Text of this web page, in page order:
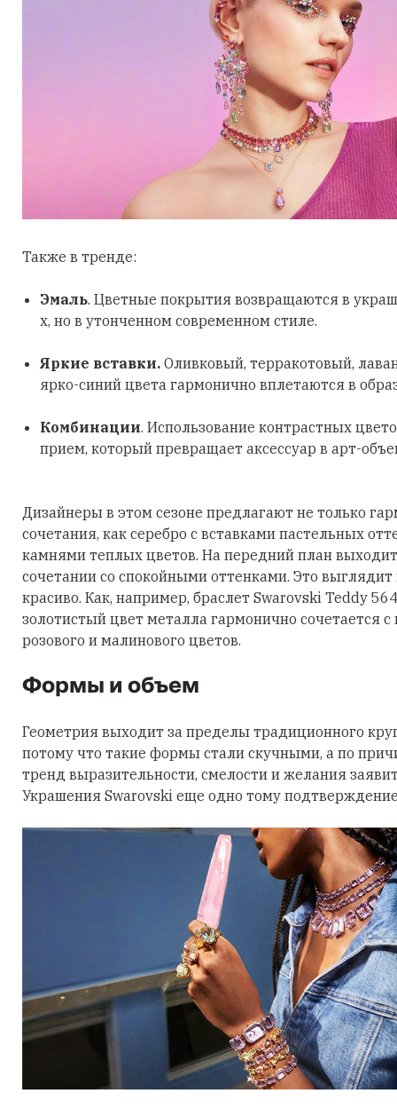
Также в тренде:
Эмаль. Цветные покрытия возвращаются в
х, но в утонченном современном стиле.
Яркие вставки. Оливковый, терракотовый,
ярко-синий цвета гармонично вплетаются в
Комбинации. Использование контрастных
прием, который превращает аксессуар в арт-
Дизайнеры в этом сезоне предлагают не только
сочетания, как серебро с вставками пастельных
камнями теплых цветов. На передний план
сочетании со спокойными оттенками. Это
красиво. Как, например, браслет Swarovski Teddy
золотистый цвет металла гармонично сочетается
розового и малинового цветов.
Формы и объем
Геометрия выходит за пределы традиционного
потому что такие формы стали скучными, а по
тренд выразительности, смелости и желания
Украшения Swarovski еще одно тому